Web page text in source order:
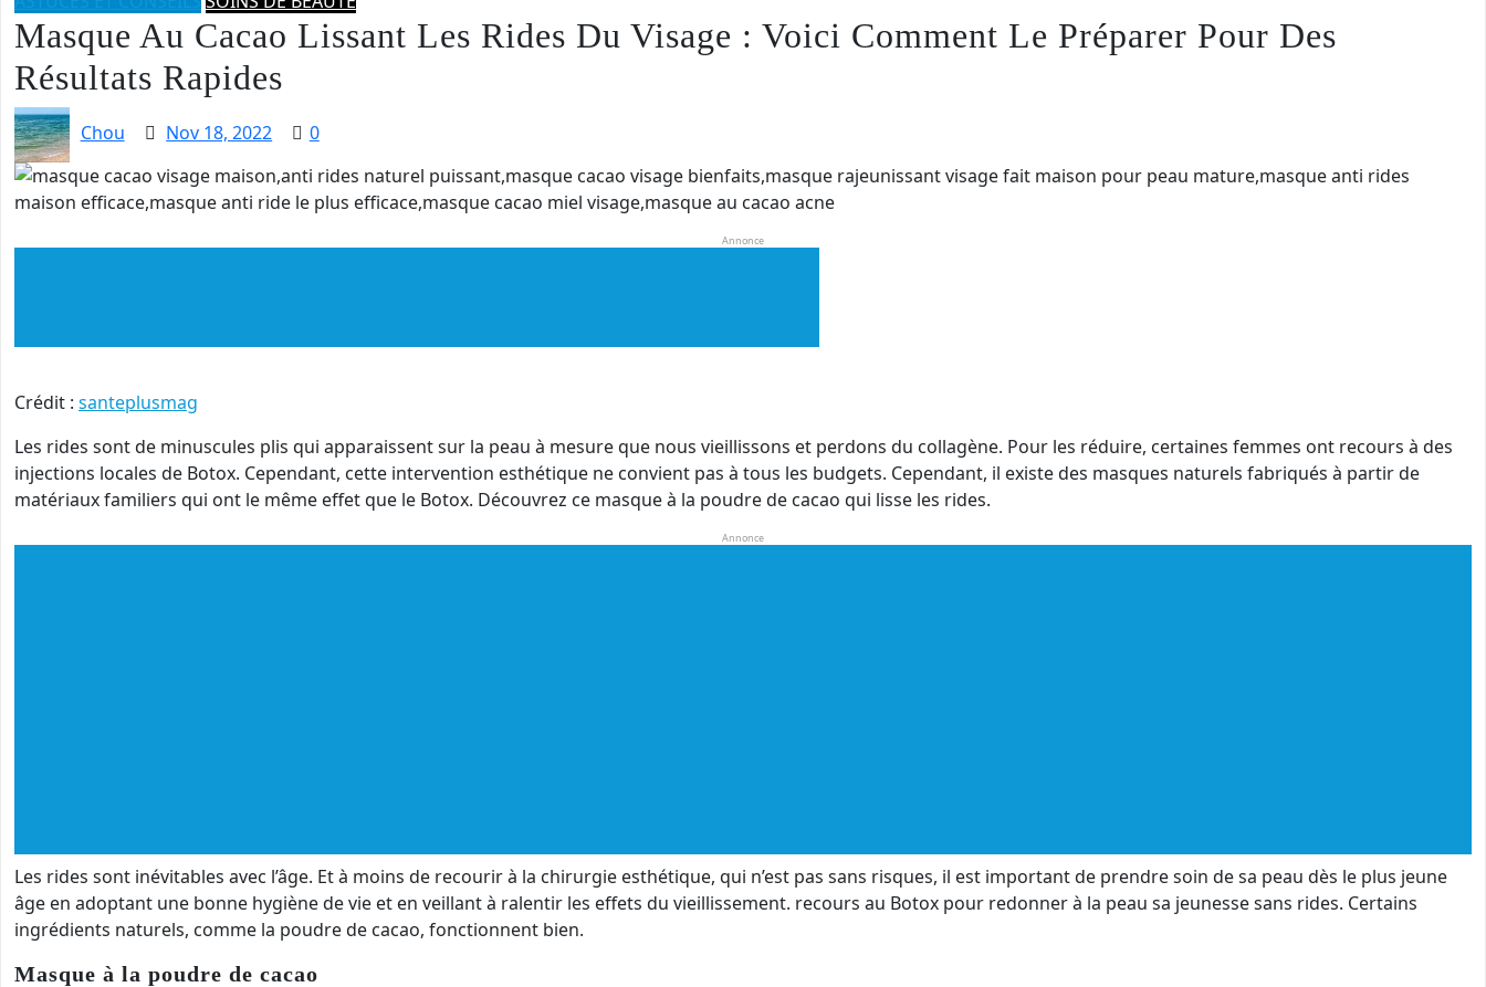
Masque Au Cacao Lissant Les Rides Du Visage : Voici Comment Le Préparer Pour Des
Résultats Rapides
Chou Nov 18, 2022 0
Annonce
Crédit : santeplusmag
Les rides sont de minuscules plis qui apparaissent sur la peau à mesure que nous vieillissons et perdons du collagène. Pour les réduire, certaines femmes ont recours à des
injections locales de Botox. Cependant, cette intervention esthétique ne convient pas à tous les budgets. Cependant, il existe des masques naturels fabriqués à partir de
matériaux familiers qui ont le même effet que le Botox. Découvrez ce masque à la poudre de cacao qui lisse les rides.
Annonce
Les rides sont inévitables avec l’âge. Et à moins de recourir à la chirurgie esthétique, qui n’est pas sans risques, il est important de prendre soin de sa peau dès le plus jeune
âge en adoptant une bonne hygiène de vie et en veillant à ralentir les effets du vieillissement. recours au Botox pour redonner à la peau sa jeunesse sans rides. Certains
ingrédients naturels, comme la poudre de cacao, fonctionnent bien.
Masque à la poudre de cacao